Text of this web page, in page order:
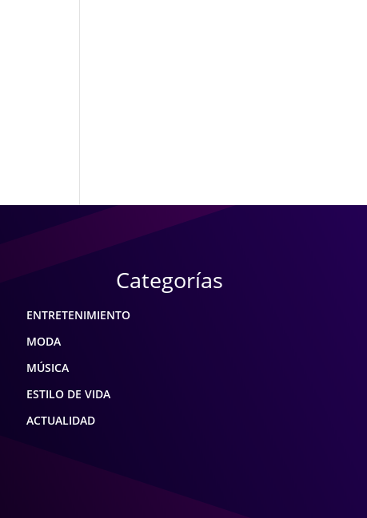
Categorías
ENTRETENIMIENTO
MODA
MÚSICA
ESTILO DE VIDA
ACTUALIDAD